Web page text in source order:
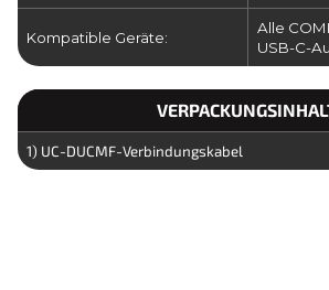
Kompatible Geräte:
Alle
USB-C-
1) UC-DUCMF-Verbindungskabel